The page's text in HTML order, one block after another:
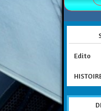
Edito